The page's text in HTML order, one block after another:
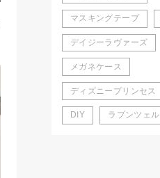
マスキングテープ
デイジーラヴァーズ
メガネケース
ディズニープリンセス
DIY ラプンツェル